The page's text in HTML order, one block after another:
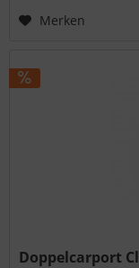
Merken
Doppelcarport